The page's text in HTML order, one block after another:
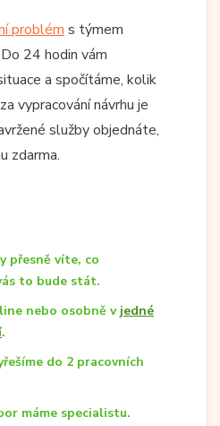
problém s týmem
24 hodin vám
a spočítáme, kolik
vypracování návrhu je
služby objednáte,
zdarma.
přesně víte, co
to bude stát.
nebo osobně v jedné
.
do 2 pracovních
máme specialistu.